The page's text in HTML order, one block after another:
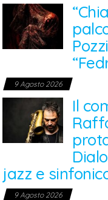
9 Agosto 2026
Il
jazz e
9 Agosto 2026